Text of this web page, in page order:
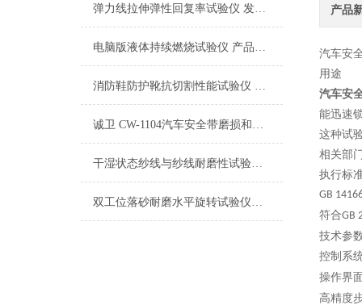
弹力线拉伸弹性回复率试验仪 发货及时
电脑版液体持续燃烧试验仪 产品质量好
消防鞋防护靴抗切割性能试验仪 品质优良
诚卫 CW-1104汽车安全带磨损和微滑试验仪 符合检测标准
干湿状态纱线与纱线耐磨性试验仪-双工位
双工位落砂耐磨水平旋转试验仪符合标准
产品
汽车安
用途
汽车安
能迅速
这种试
相关部
执行标
GB
符合GB
技术参
控制系
操作界
高精度